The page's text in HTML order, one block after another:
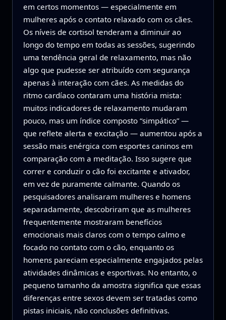
em certos momentos — especialmente em
mulheres após o contato relaxado com os cães.
Os níveis de cortisol tenderam a diminuir ao
longo do tempo em todas as sessões, sugerindo
uma tendência geral de relaxamento, mas não
algo que pudesse ser atribuído com segurança
apenas à interação com cães. As medidas do
ritmo cardíaco contaram uma história mista:
muitos indicadores de relaxamento mudaram
pouco, mas um índice composto “simpático” —
que reflete alerta e excitação — aumentou após a
sessão mais enérgica com esportes caninos em
comparação com a meditação. Isso sugere que
correr e conduzir o cão foi excitante e ativador,
em vez de puramente calmante. Quando os
pesquisadores analisaram mulheres e homens
separadamente, descobriram que as mulheres
frequentemente mostraram benefícios
emocionais mais claros com o tempo calmo e
focado no contato com o cão, enquanto os
homens pareciam especialmente engajados pelas
atividades dinâmicas e esportivas. No entanto, o
pequeno tamanho da amostra significa que essas
diferenças entre sexos devem ser tratadas como
pistas iniciais, não conclusões definitivas.